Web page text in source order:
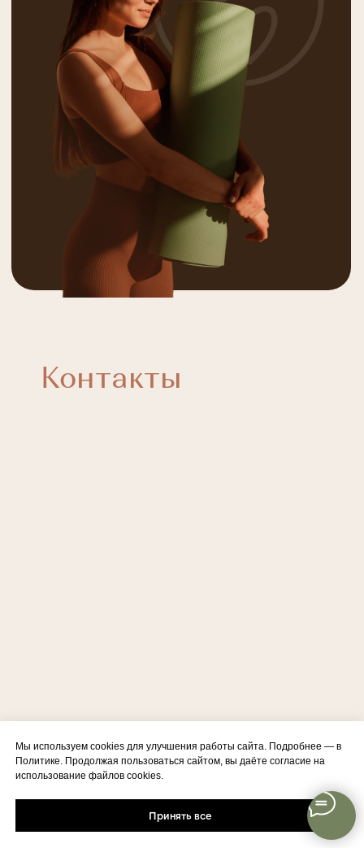
Мы используем cookies для улучшения работы сайта. Подробнее — в
Политике. Продолжая пользоваться сайтом, вы даёте согласие на
использование файлов cookies.
Принять все